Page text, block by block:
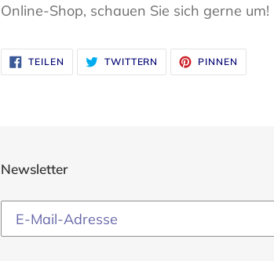
Online-Shop, schauen Sie sich gerne um!
TEILEN
FACEBOOK
TEILEN
TWITTERN AUF
TWITTER
TWITTERN
PINNEN
PINNEN
Newsletter